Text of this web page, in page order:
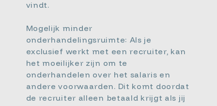
vindt.
Mogelijk minder
onderhandelingsruimte: Als je
exclusief werkt met een recruiter, kan
het moeilijker zijn om te
onderhandelen over het salaris en
andere voorwaarden. Dit komt doordat
de recruiter alleen betaald krijgt als jij